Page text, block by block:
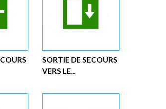
SORTIE DE SECOURS
VERS LE...